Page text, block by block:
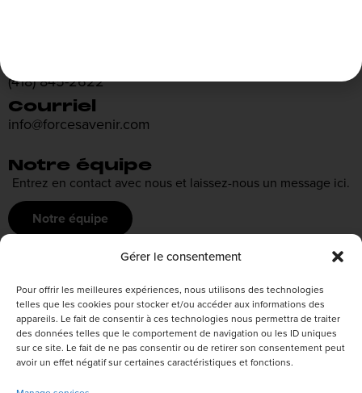
Gérer le consentement
Pour offrir les meilleures expériences, nous utilisons des technologies
telles que les cookies pour stocker et/ou accéder aux informations des
appareils. Le fait de consentir à ces technologies nous permettra de traiter
des données telles que le comportement de navigation ou les ID uniques
sur ce site. Le fait de ne pas consentir ou de retirer son consentement peut
avoir un effet négatif sur certaines caractéristiques et fonctions.
(418) 845-2622
Courriel
info@forcesavenir.com
Notre équipe
Entrez en contact avec nous et laissez-nous un message ici.
Notre équipe
Recrutement
Découvrez nos offres d’emploi ou envoyez votre candidature
spontanée
Postuler